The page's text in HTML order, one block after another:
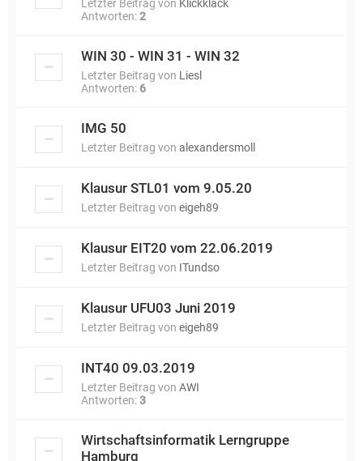
Letzter Beitrag von Klickklack
Antworten:2
WIN 30 - WIN 31 - WIN 32
Letzter Beitrag von Liesl
Antworten: 6
IMG 50
Letzter Beitrag von alexandersmoll
Klausur STL01 vom 9.05.20
Letzter Beitrag von eigeh89
Klausur EIT20 vom 22.06.2019
Letzter Beitrag von ITundso
Klausur UFU03 Juni 2019
Letzter Beitrag von eigeh89
INT40 09.03.2019
Letzter Beitrag von AWI
Antworten:3
Wirtschaftsinformatik Lerngruppe
Hamburg